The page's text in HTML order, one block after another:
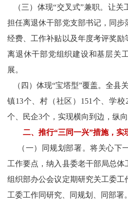
卫
中
国
工
方
文
（三）体现“交叉式”兼职。让关
担任离退休干部党支部书记，同步
经费、工作补贴以及年度考评奖励
离退休干部党组织建设和基层关
展。
（四）体现“宝塔型”覆盖。全县
镇13个、村（社区）151个、学
个、民企3个，实现横向到边，纵向
二、推行“三同一兴”措施，实
（一）同规划部署。将关心下
工作要点，纳入县委老干部局总体
组织部办公会议定期研究关工委工
工委工作同研究、同规划、同部署。